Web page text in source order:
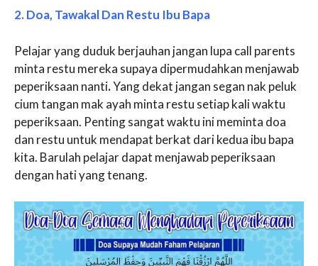
2. Doa, Tawakal Dan Restu Ibu Bapa
Pelajar yang duduk berjauhan jangan lupa call parents
minta restu mereka supaya dipermudahkan menjawab
peperiksaan nanti.Yang dekat jangan segan nak peluk
cium tangan mak ayah minta restu setiap kali waktu
peperiksaan. Penting sangat waktu ini meminta doa
dan restu untuk mendapat berkat dari kedua ibu bapa
kita. Barulah pelajar dapat menjawab peperiksaan
dengan hati yang tenang.